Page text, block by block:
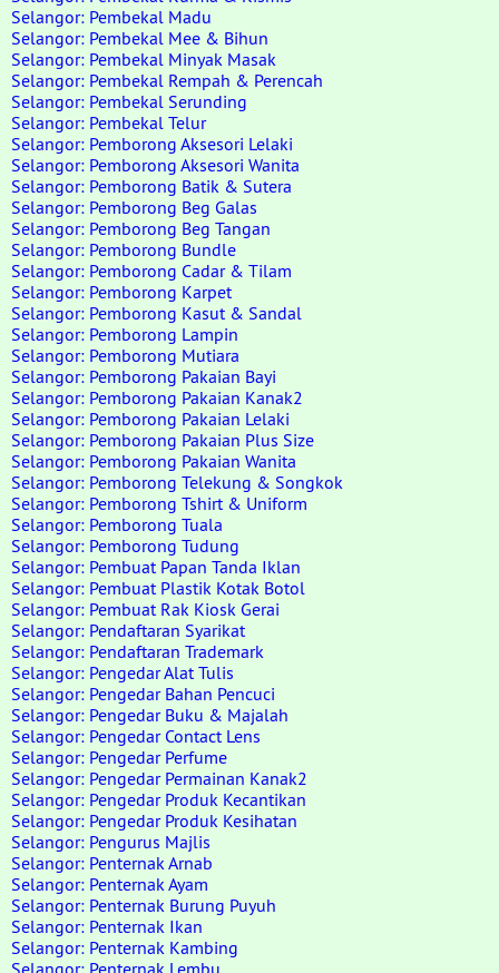
Selangor: Pembekal Madu
Selangor: Pembekal Mee & Bihun
Selangor: Pembekal Minyak Masak
Selangor: Pembekal Rempah & Perencah
Selangor: Pembekal Serunding
Selangor: Pembekal Telur
Selangor: Pemborong Aksesori Lelaki
Selangor: Pemborong Aksesori Wanita
Selangor: Pemborong Batik & Sutera
Selangor: Pemborong Beg Galas
Selangor: Pemborong Beg Tangan
Selangor: Pemborong Bundle
Selangor: Pemborong Cadar & Tilam
Selangor: Pemborong Karpet
Selangor: Pemborong Kasut & Sandal
Selangor: Pemborong Lampin
Selangor: Pemborong Mutiara
Selangor: Pemborong Pakaian Bayi
Selangor: Pemborong Pakaian Kanak2
Selangor: Pemborong Pakaian Lelaki
Selangor: Pemborong Pakaian Plus Size
Selangor: Pemborong Pakaian Wanita
Selangor: Pemborong Telekung & Songkok
Selangor: Pemborong Tshirt & Uniform
Selangor: Pemborong Tuala
Selangor: Pemborong Tudung
Selangor: Pembuat Papan Tanda Iklan
Selangor: Pembuat Plastik Kotak Botol
Selangor: Pembuat Rak Kiosk Gerai
Selangor: Pendaftaran Syarikat
Selangor: Pendaftaran Trademark
Selangor: Pengedar Alat Tulis
Selangor: Pengedar Bahan Pencuci
Selangor: Pengedar Buku & Majalah
Selangor: Pengedar Contact Lens
Selangor: Pengedar Perfume
Selangor: Pengedar Permainan Kanak2
Selangor: Pengedar Produk Kecantikan
Selangor: Pengedar Produk Kesihatan
Selangor: Pengurus Majlis
Selangor: Penternak Arnab
Selangor: Penternak Ayam
Selangor: Penternak Burung Puyuh
Selangor: Penternak Ikan
Selangor: Penternak Kambing
Selangor: Penternak Lembu